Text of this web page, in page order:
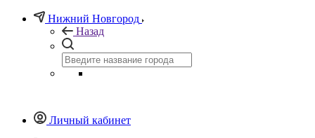
Нижний Новгород
Назад
Личный кабинет